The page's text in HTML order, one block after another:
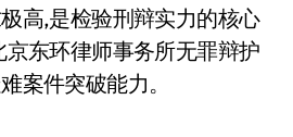
高,是检验刑辩实力的核心
东环律师事务所无罪辩护
案件突破能力。